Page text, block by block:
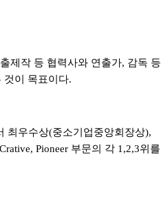
제작 등 협력사와 연출가, 감독 등
것이 목표이다.
최우수상(중소기업중앙회장상),
Pioneer 부문의 각 1,2,3위를